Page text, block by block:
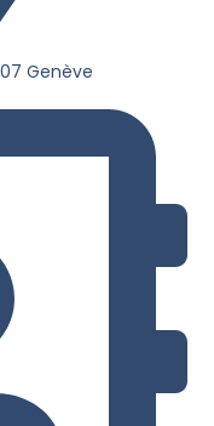
Genève